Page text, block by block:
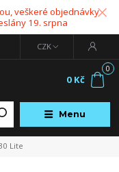
veškeré objednávky
19. srpna
Menu
CZK
0
0 Kč
Lite